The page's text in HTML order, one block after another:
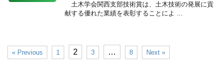
土木学会関西支部技術賞は、土木技術の発展に貢
献する優れた業績を表彰することによ ...
« Previous 1 2 3 … 8 Next »